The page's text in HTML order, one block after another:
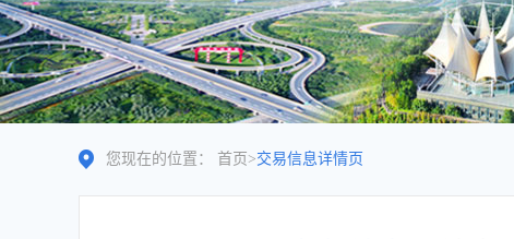
您现在的位置： 首页 >交易信息详情页